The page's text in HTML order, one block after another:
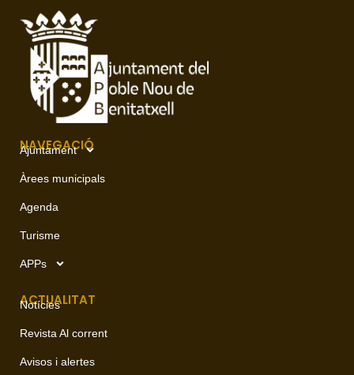
NAVEGACIÓ
Ajuntament
Àrees municipals
Agenda
Turisme
APPs
ACTUALITAT
Notícies
Revista Al corrent
Avisos i alertes